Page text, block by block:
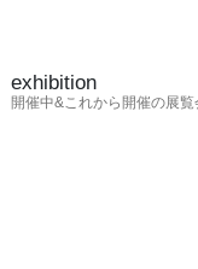
exhibition
開催中&これから開催の展覧